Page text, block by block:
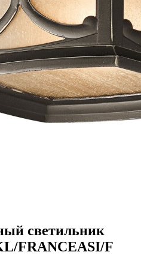
светильник
FRANCEASI/F